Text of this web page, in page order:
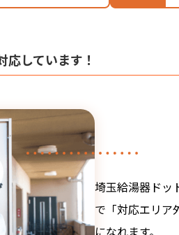
しています！
埼玉給湯器ドッ
で「対応エリア
になれます。